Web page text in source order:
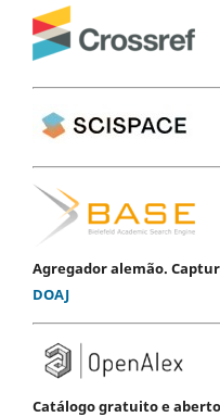
Agregador alemão.
DOAJ
Catálogo gratuito e